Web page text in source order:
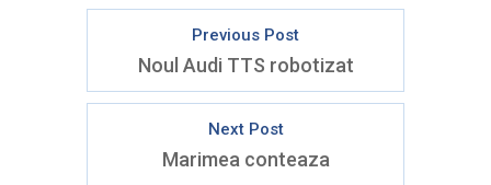
Previous Post
Noul Audi TTS robotizat
Next Post
Marimea conteaza